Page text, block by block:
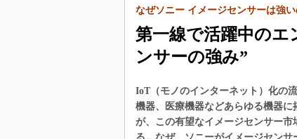
学
世
第一線で活躍中のエ
ンサーの強み”
なぜソニー イメージセンサーは強
IoT（モノのインターネット）化の
機器、医療機器などあらゆる機器
が、この有望なイメージセンサー